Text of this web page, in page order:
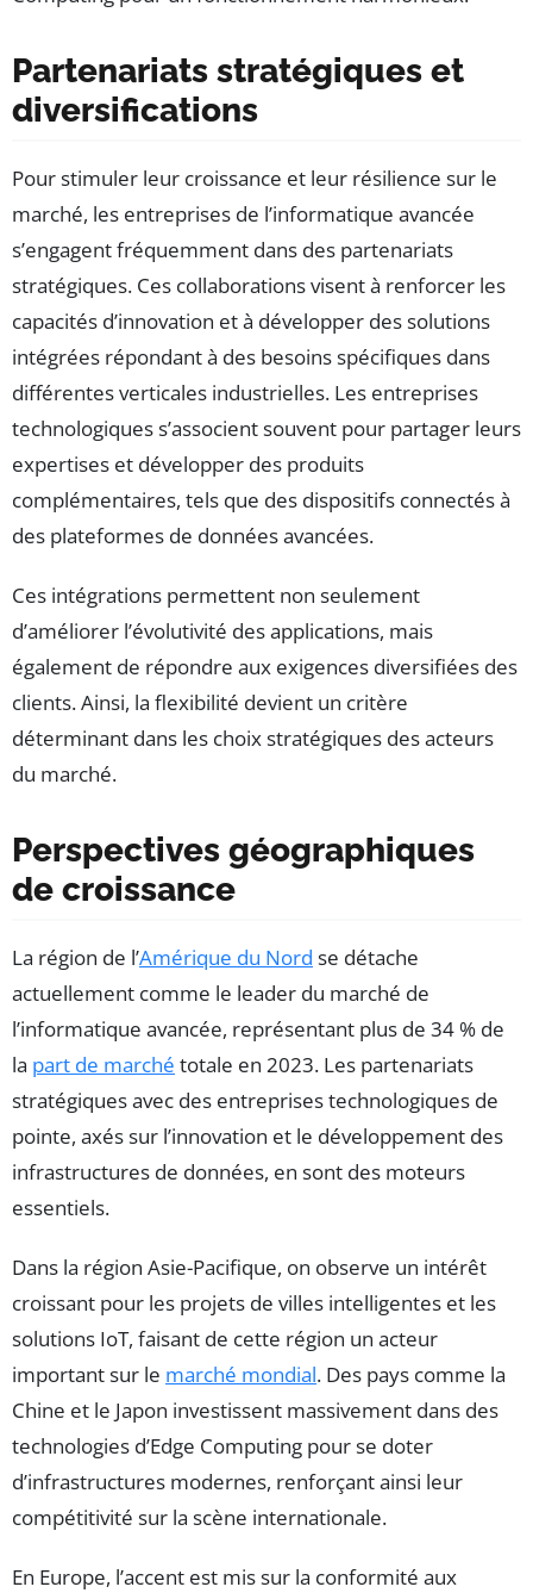
Partenariats stratégiques et
diversifications
Pour stimuler leur croissance et leur résilience sur le
marché, les entreprises de l’informatique avancée
s’engagent fréquemment dans des partenariats
stratégiques. Ces collaborations visent à renforcer les
capacités d’innovation et à développer des solutions
intégrées répondant à des besoins spécifiques dans
différentes verticales industrielles. Les entreprises
technologiques s’associent souvent pour partager leurs
expertises et développer des produits
complémentaires, tels que des dispositifs connectés à
des plateformes de données avancées.
Ces intégrations permettent non seulement
d’améliorer l’évolutivité des applications, mais
également de répondre aux exigences diversifiées des
clients. Ainsi, la flexibilité devient un critère
déterminant dans les choix stratégiques des acteurs
du marché.
Perspectives géographiques
de croissance
La région de l’Amérique du Nord se détache
actuellement comme le leader du marché de
l’informatique avancée, représentant plus de 34 % de
la part de marché totale en 2023. Les partenariats
stratégiques avec des entreprises technologiques de
pointe, axés sur l’innovation et le développement des
infrastructures de données, en sont des moteurs
essentiels.
Dans la région Asie-Pacifique, on observe un intérêt
croissant pour les projets de villes intelligentes et les
solutions IoT, faisant de cette région un acteur
important sur le marché mondial. Des pays comme la
Chine et le Japon investissent massivement dans des
technologies d’Edge Computing pour se doter
d’infrastructures modernes, renforçant ainsi leur
compétitivité sur la scène internationale.
En Europe, l’accent est mis sur la conformité aux